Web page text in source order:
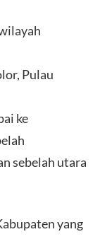
Pulau
ke
sebelah utara
yang